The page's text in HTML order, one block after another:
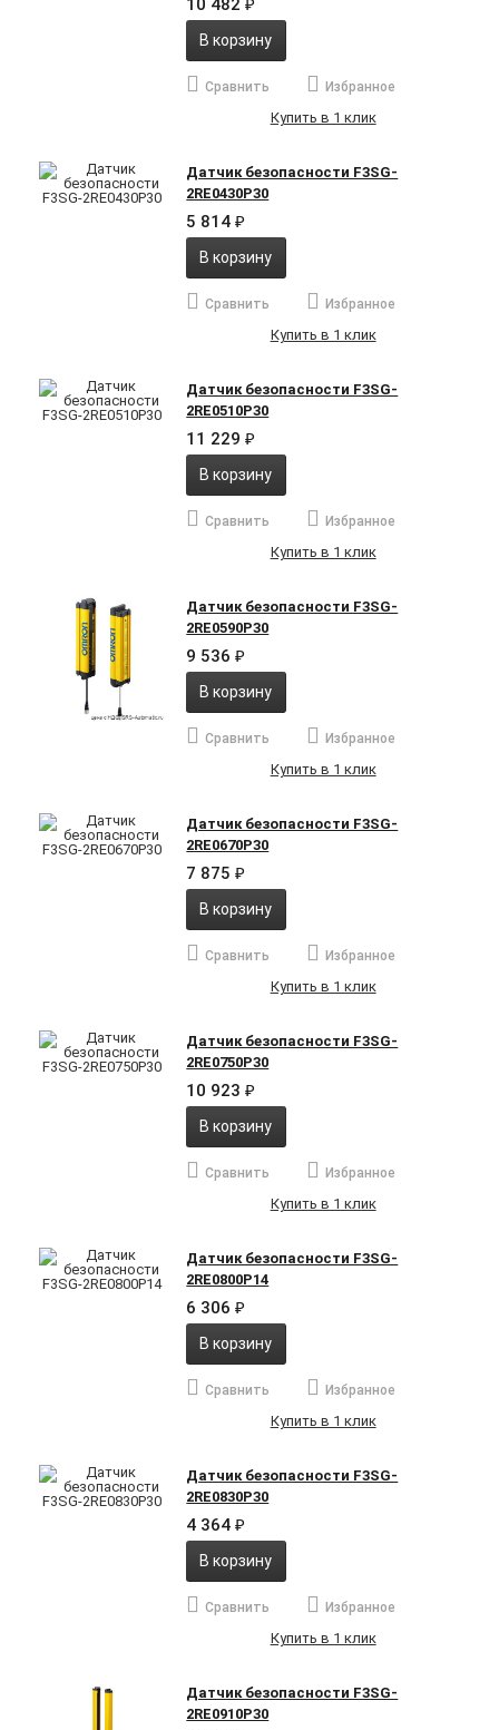
₽
В корзину
Сравнить Избранное
Купить в 1 клик
Датчик безопасности F3SG-
2RE0430P30
5 814₽
В корзину
Сравнить Избранное
Купить в 1 клик
Датчик безопасности F3SG-
2RE0510P30
11 229₽
В корзину
Сравнить Избранное
Купить в 1 клик
Датчик безопасности F3SG-
2RE0590P30
9 536₽
В корзину
Сравнить Избранное
Купить в 1 клик
Датчик безопасности F3SG-
2RE0670P30
7 875₽
В корзину
Сравнить Избранное
Купить в 1 клик
Датчик безопасности F3SG-
2RE0750P30
10 923₽
В корзину
Сравнить Избранное
Купить в 1 клик
Датчик безопасности F3SG-
2RE0800P14
6 306₽
В корзину
Сравнить Избранное
Купить в 1 клик
Датчик безопасности F3SG-
2RE0830P30
4 364₽
В корзину
Сравнить Избранное
Купить в 1 клик
Датчик безопасности F3SG-
2RE0910P30